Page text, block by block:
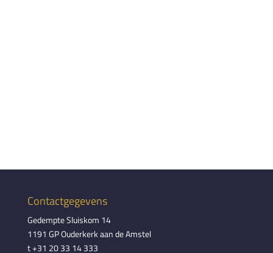
Contactgegevens
Gedempte Sluiskom 14
1191 GP Ouderkerk aan de Amstel
t +31 20 33 14 333